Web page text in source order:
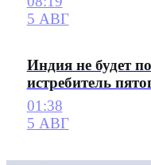
5 АВГ
Индия не будет
истребитель
01:38
5 АВГ